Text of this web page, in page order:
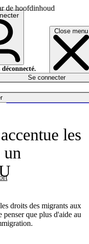
de hoofdinhoud
Close menu
déconnecté.
Se connecter
les
droits des migrants aux
que plus d'aide au